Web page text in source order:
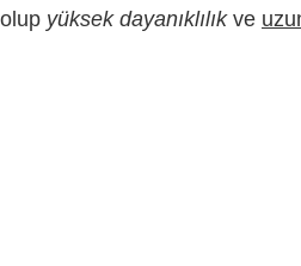
yüksek dayanıklılıkve